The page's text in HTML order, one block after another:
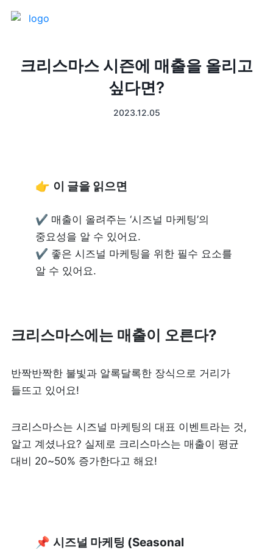
고객관리
매출 장부
픽업주문
테이블주문
업종별 기능
카페・베이커리
식당
술집・바
도소매
꽃집
무인매장
크리스마스 시즌에 매출을 올리고
싶다면?
2023.12.05
👉 이 글을 읽으면
✔ 매출이 올려주는 ‘시즈널 마케팅’의
중요성을 알 수 있어요.
✔ 좋은 시즈널 마케팅을 위한 필수 요소를
알 수 있어요.
크리스마스에는 매출이 오른다?
반짝반짝한 불빛과 알록달록한 장식으로 거리가
들뜨고 있어요!
크리스마스는 시즈널 마케팅의 대표 이벤트라는 것,
알고 계셨나요? 실제로 크리스마스는 매출이 평균
대비 20~50% 증가한다고 해요!
📌 시즈널 마케팅 (Seasonal